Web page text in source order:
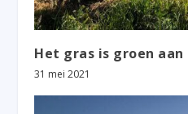
Het gras is groen
31 mei 2021